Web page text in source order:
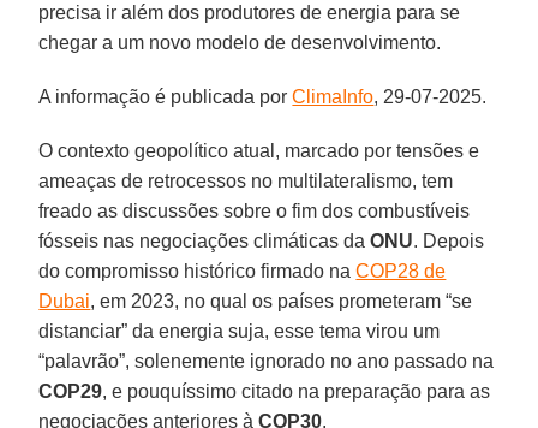
precisa ir além dos produtores de energia para se
chegar a um novo modelo de desenvolvimento.
A informação é publicada porClimaInfo, 29-07-2025.
O contexto geopolítico atual, marcado por tensões e
ameaças de retrocessos no multilateralismo, tem
freado as discussões sobre o fim dos combustíveis
fósseis nas negociações climáticas daONU. Depois
do compromisso histórico firmado naCOP28 de
Dubai, em 2023, no qual os países prometeram “se
distanciar” da energia suja, esse tema virou um
“palavrão”, solenemente ignorado no ano passado na
COP29, e pouquíssimo citado na preparação para as
negociações anteriores àCOP30.